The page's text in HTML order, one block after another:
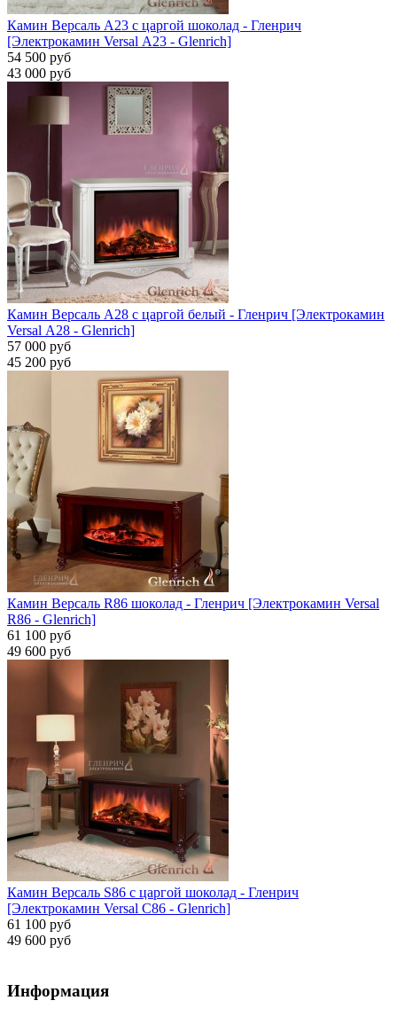
Камин Версаль A23 с царгой шоколад - Гленрич
[Электрокамин Versal А23 - Glenrich]
54 500 руб
43 000 руб
Камин Версаль A28 с царгой белый - Гленрич [Электрокамин
Versal А28 - Glenrich]
57 000 руб
45 200 руб
Камин Версаль R86 шоколад - Гленрич [Электрокамин Versal
R86 - Glenrich]
61 100 руб
49 600 руб
Камин Версаль S86 с царгой шоколад - Гленрич
[Электрокамин Versal С86 - Glenrich]
61 100 руб
49 600 руб
Информация